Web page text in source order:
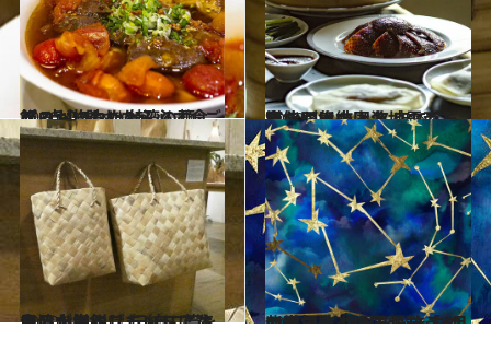
2020.4.13
プロが惚れた台湾の麵･ご飯･点心 訪れたら必ず食べるおいしい8軒
旅＆お出かけ 2020.4.9
台北には中国各地のごちそうが集結！ 名店で広東、四川、上海、雲南を堪能
旅＆お出かけ
2020.3.31
台湾土産にしたいレアな良品が揃う♡ 伝統工芸を用いた気鋭ブランドに注目
旅＆お出かけ 2020.4.1
紫微斗数占いで読む「4月の空気」 世界を悩ますコロナ禍をどの国が救う？
ライフスタイル